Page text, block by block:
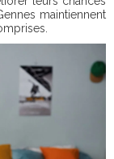
maintiennent